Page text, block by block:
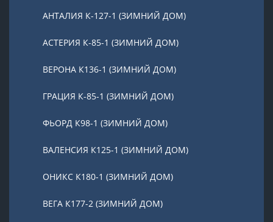
АНТАЛИЯ К-127-1 (ЗИМНИЙ ДОМ)
АСТЕРИЯ К-85-1 (ЗИМНИЙ ДОМ)
ВЕРОНА К136-1 (ЗИМНИЙ ДОМ)
ГРАЦИЯ К-85-1 (ЗИМНИЙ ДОМ)
ФЬОРД К98-1 (ЗИМНИЙ ДОМ)
ВАЛЕНСИЯ К125-1 (ЗИМНИЙ ДОМ)
ОНИКС К180-1 (ЗИМНИЙ ДОМ)
ВЕГА К177-2 (ЗИМНИЙ ДОМ)